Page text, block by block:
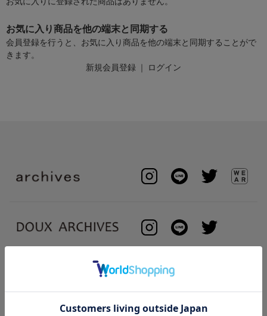
お気に入り商品を他の端末と同期する
会員登録を行うと、お気に入り商品を他の端末と同期することがで
きます。
新規会員登録 ｜ ログイン